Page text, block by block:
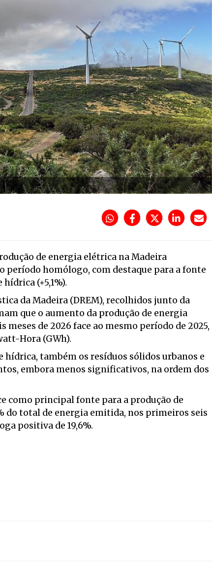
de energia elétrica na Madeira
período homólogo, com destaque para a fonte
hídrica (+5,1%).
da Madeira (DREM), recolhidos junto da
que o aumento da produção de energia
de 2026 face ao mesmo período de 2025,
Hora (GWh).
também os resíduos sólidos urbanos e
embora menos significativos, na ordem dos
como principal fonte para a produção de
do total de energia emitida, nos primeiros seis
positiva de 19,6%.